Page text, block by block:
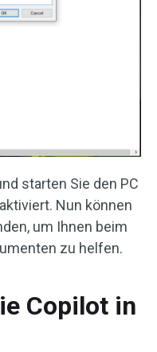
starten Sie den PC
Nun können
um Ihnen beim
zu helfen.
Copilot in